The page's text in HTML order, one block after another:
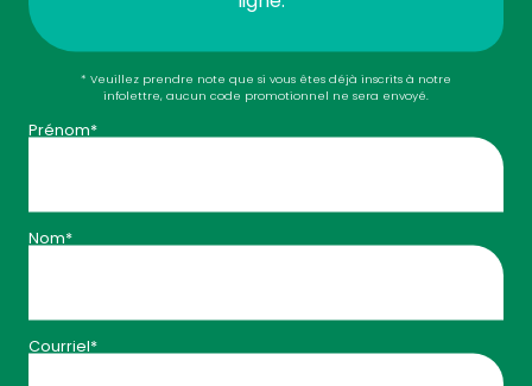
Vitamine B12
Cyanocobalamine - Grenade
1749$
* Veuillez prendre note que si vous êtes déjà inscrits à notre
infolettre, aucun code promotionnel ne sera envoyé.
Prénom*
Nom*
Courriel*